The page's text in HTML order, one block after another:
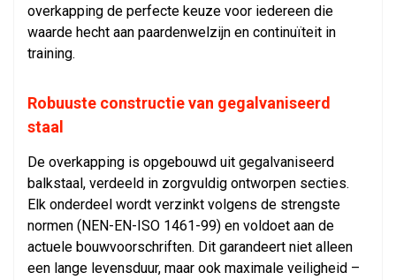
overkapping de perfecte keuze voor iedereen die
waarde hecht aan paardenwelzijn en continuïteit in
training.
Robuuste constructie van gegalvaniseerd
staal
De overkapping is opgebouwd uit gegalvaniseerd
balkstaal, verdeeld in zorgvuldig ontworpen secties.
Elk onderdeel wordt verzinkt volgens de strengste
normen (NEN-EN-ISO 1461-99) en voldoet aan de
actuele bouwvoorschriften. Dit garandeert niet alleen
een lange levensduur, maar ook maximale veiligheid –